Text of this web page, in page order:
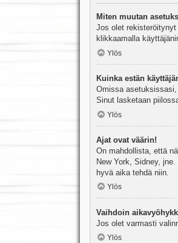
Miten muutan
Jos olet
klikkaamalla
Ylös
Kuinka estän
Omissa asetuksissasi,
Sinut lasketaan
Ylös
Ajat ovat väärin!
On mahdollista, että
New York, Sidney,
hyvä aika tehdä niin.
Ylös
Vaihdoin
Jos olet varmasti
Ylös